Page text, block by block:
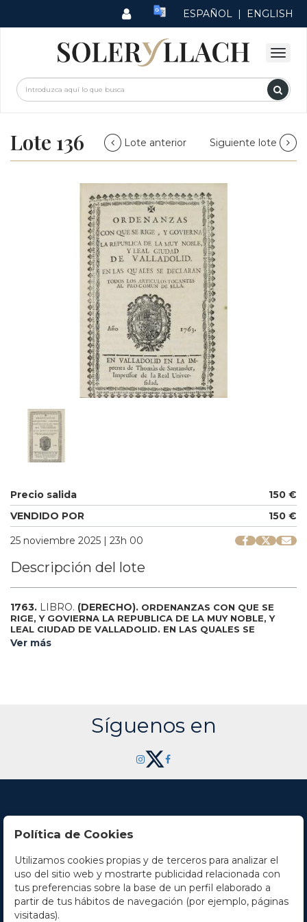
ESPAÑOL | ENGLISH
Lote 136 Lote anterior Siguiente lote
Precio salida
150 €
VENDIDO POR
150 €
25 noviembre 2025 | 23h 00
Descripción del lote
1763. LIBRO. (DERECHO). ORDENANZAS CON QUE SE
RIGE, Y GOVIERNA LA REPUBLICA DE LA MUY NOBLE, Y
LEAL CIUDAD DE VALLADOLID. EN LAS QUALES SE
DECLARAN TODOS LOS ARTICULOS TOCANTES AL PRO-
Ver más
Síguenos en
Contacto
Horario
La empresa
Política de Cookies
Utilizamos cookies propias y de terceros para analizar el
uso del sitio web y mostrarte publicidad relacionada con
tus preferencias sobre la base de un perfil elaborado a
partir de tus hábitos de navegación (por ejemplo, páginas
visitadas).